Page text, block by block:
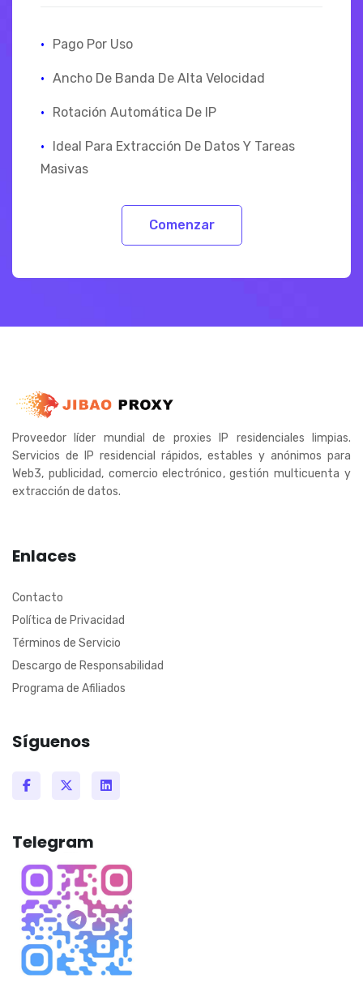
· Pago Por Uso
· Ancho De Banda De Alta Velocidad
· Rotación Automática De IP
·
Ideal Para Extracción De Datos Y Tareas
Masivas
Comenzar
Proveedor líder mundial de proxies IP residenciales limpias.
Servicios de IP residencial rápidos, estables y anónimos para
Web3, publicidad, comercio electrónico, gestión multicuenta y
extracción de datos.
Enlaces
Contacto
Política de Privacidad
Términos de Servicio
Descargo de Responsabilidad
Programa de Afiliados
Síguenos
Telegram